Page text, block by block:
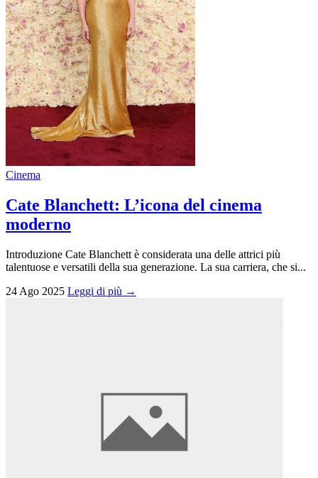
Cinema
Cate Blanchett: L’icona del cinema
moderno
Introduzione Cate Blanchett è considerata una delle attrici più
talentuose e versatili della sua generazione. La sua carriera, che si...
24 Ago 2025 Leggi di più →